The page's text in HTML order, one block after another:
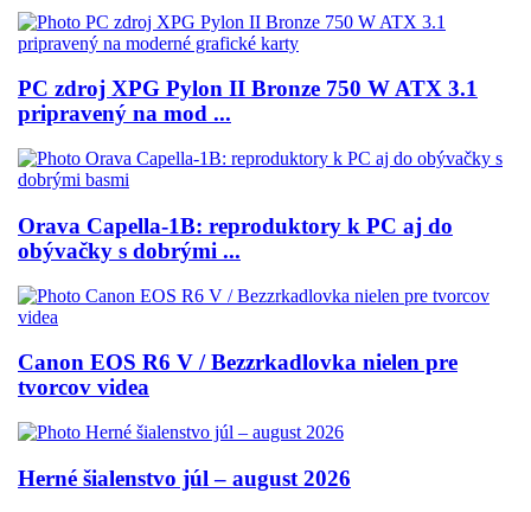
PC zdroj XPG Pylon II Bronze 750 W ATX 3.1
pripravený na mod ...
Orava Capella-1B: reproduktory k PC aj do
obývačky s dobrými ...
Canon EOS R6 V / Bezzrkadlovka nielen pre
tvorcov videa
Herné šialenstvo júl – august 2026